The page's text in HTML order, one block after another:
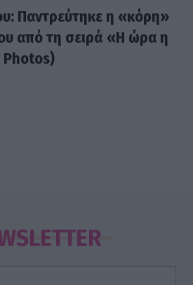
Παντρεύτηκε η «κόρη»
από τη σειρά «Η ώρα η
Photos)